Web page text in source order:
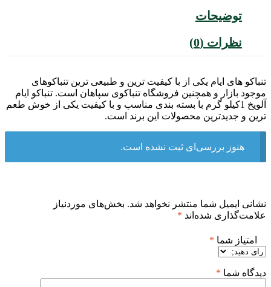
توضیحات
نظرات (0)
تنباکو های ایام یکی از با کیفیت ترین و طبیعی ترین تنباکوهای
موجود بازار و همچنین فروشگاه تنباکوی سپاهان است. تنباکو ایام
آلویخ 1کیلو گرم با بسته بندی مناسب و با کیفیت یکی از خوش طعم
ترین و جدیدترین محصولات این برند است.
هنوز بررسی‌ای ثبت نشده است.
نشانی ایمیل شما منتشر نخواهد شد. بخش‌های موردنیاز
علامت‌گذاری شده‌اند *
امتیاز شما *
دیدگاه شما *